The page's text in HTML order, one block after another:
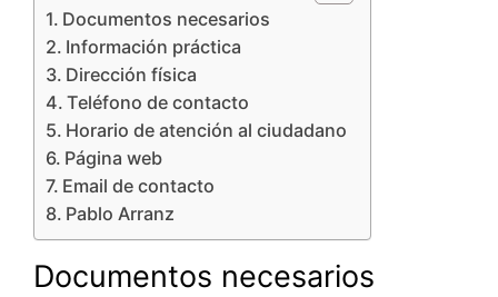
Documentos necesarios
Información práctica
Dirección física
Teléfono de contacto
Horario de atención al ciudadano
Página web
Email de contacto
Pablo Arranz
Documentos necesarios